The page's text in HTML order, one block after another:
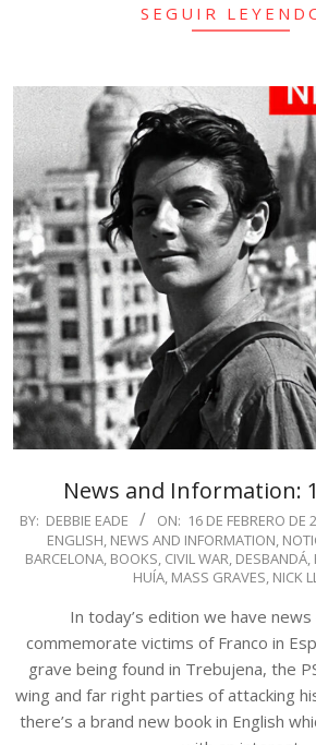
SEGUIR
News and Information:
2022-
16
BY: DEBBIE EADE ON: 16 DE FEBRERO DE
ENGLISH, NEWS AND INFORMATION,
BARCELONA, BOOKS, CIVIL WAR, DESBANDÁ,
HUÍA, MASS GRAVES, NICK
In today’s edition we have
commemorate victims of Franco in
grave being found in Trebujena, the
wing and far right parties of attacking
there’s a brand new book in English